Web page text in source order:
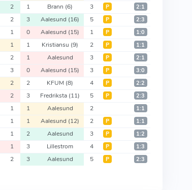
2 1 Brann (6) 3 Р 2:1
2 3 Aalesund (16) 5 Р 2:3
1 0 Aalesund (15) 1 Р 1:0
1 1 Kristiansu (9) 2 Р 1:1
2 1 Aalesund 3 Р 2:1
3 0 Aalesund (15) 3 Р 3:0
2 2 KFUM (8) 4 Р 2:2
2 3 Fredriksta (11) 5 Р 2:3
1 1 Aalesund 2 1:1
1 1 Aalesund (12) 2 Р 1:1
1 2 Aalesund 3 Р 1:2
1 3 Lillestrom 4 Р 1:3
2 3 Aalesund 5 Р 2:3